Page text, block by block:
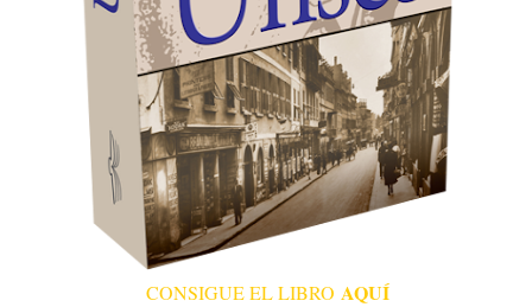
CONSIGUE EL LIBRO AQUÍ